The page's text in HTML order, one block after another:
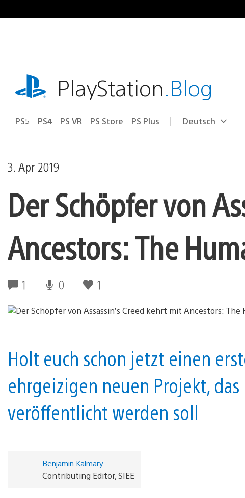
Inhalt
playstation.comPlayStation.Blog
PS5 PS4 PS VR PS Store PS Plus Select
Aktuelle
Deutsch
3. Apr 2019
Der Schöpfer von
Ancestors: The
1 0 1
Holt euch schon jetzt einen
ehrgeizigen neuen Projekt, das
veröffentlicht werden soll
Benjamin Kalmary
Contributing Editor, SIEE